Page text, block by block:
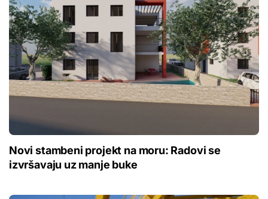
Novi stambeni projekt na moru: Radovi se
izvršavaju uz manje buke